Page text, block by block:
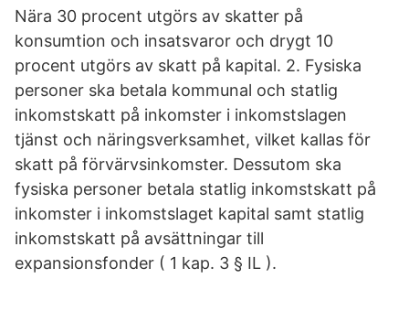
Nära 30 procent utgörs av skatter på
konsumtion och insatsvaror och drygt 10
procent utgörs av skatt på kapital. 2. Fysiska
personer ska betala kommunal och statlig
inkomstskatt på inkomster i inkomstslagen
tjänst och näringsverksamhet, vilket kallas för
skatt på förvärvsinkomster. Dessutom ska
fysiska personer betala statlig inkomstskatt på
inkomster i inkomstslaget kapital samt statlig
inkomstskatt på avsättningar till
expansionsfonder ( 1 kap. 3 § IL ).